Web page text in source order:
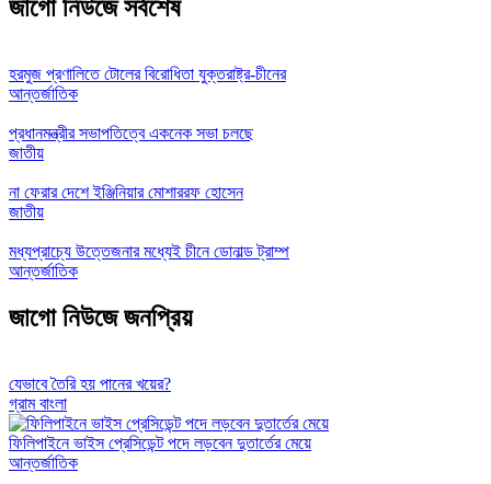
জাগো নিউজে সর্বশেষ
হরমুজ প্রণালিতে টোলের বিরোধিতা যুক্তরাষ্ট্র-চীনের
আন্তর্জাতিক
প্রধানমন্ত্রীর সভাপতিত্বে একনেক সভা চলছে
জাতীয়
না ফেরার দেশে ইঞ্জিনিয়ার মোশাররফ হোসেন
জাতীয়
মধ্যপ্রাচ্যে উত্তেজনার মধ্যেই চীনে ডোনাল্ড ট্রাম্প
আন্তর্জাতিক
জাগো নিউজে জনপ্রিয়
যেভাবে তৈরি হয় পানের খয়ের?
গ্রাম বাংলা
ফিলিপাইনে ভাইস প্রেসিডেন্ট পদে লড়বেন দুতার্তের মেয়ে
আন্তর্জাতিক